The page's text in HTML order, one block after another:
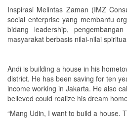
Inspirasi Melintas Zaman (IMZ
social enterprise yang membantu
bidang leadership,
masyarakat berbasis nilai-nilai
Andi is building a house in his
district. He has been saving for ten
income working in Jakarta. He also
believed could realize his dream
“Mang Udin, I want to build a house.